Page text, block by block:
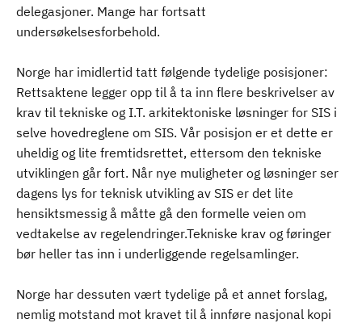
delegasjoner. Mange har fortsatt
undersøkelsesforbehold.
Norge har imidlertid tatt følgende tydelige posisjoner:
Rettsaktene legger opp til å ta inn flere beskrivelser av
krav til tekniske og I.T. arkitektoniske løsninger for SIS i
selve hovedreglene om SIS. Vår posisjon er et dette er
uheldig og lite fremtidsrettet, ettersom den tekniske
utviklingen går fort. Når nye muligheter og løsninger ser
dagens lys for teknisk utvikling av SIS er det lite
hensiktsmessig å måtte gå den formelle veien om
vedtakelse av regelendringer.Tekniske krav og føringer
bør heller tas inn i underliggende regelsamlinger.
Norge har dessuten vært tydelige på et annet forslag,
nemlig motstand mot kravet til å innføre nasjonal kopi